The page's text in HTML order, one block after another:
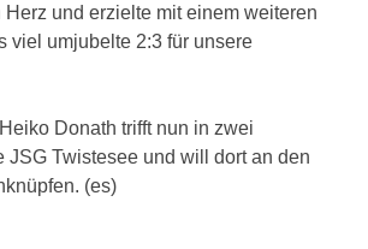
Herz und erzielte mit einem weiteren
viel umjubelte 2:3 für unsere
Donath trifft nun in zwei
JSG Twistesee und will dort an den
(es)